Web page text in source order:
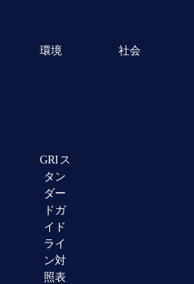
環境 社会
GRIス
タン
ダー
ドガ
イド
ライ
ン対
照表